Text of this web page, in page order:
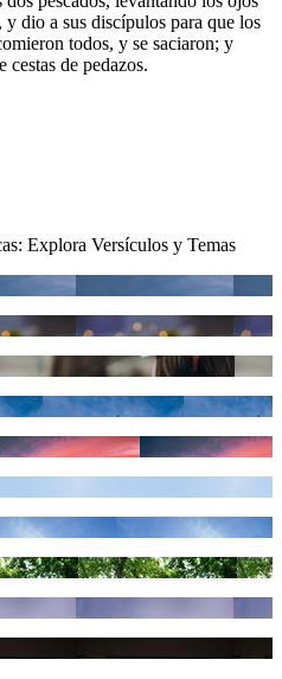
dio a sus discípulos para que los
todos, y se saciaron; y
cestas de pedazos.
Explora Versículos y Temas